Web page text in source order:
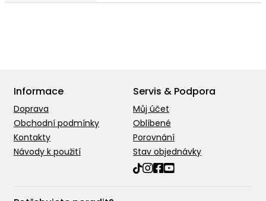
Informace
Doprava
Obchodní podmínky
Kontakty
Návody k použití
Servis & Podpora
Můj účet
Oblíbené
Porovnání
Stav objednávky